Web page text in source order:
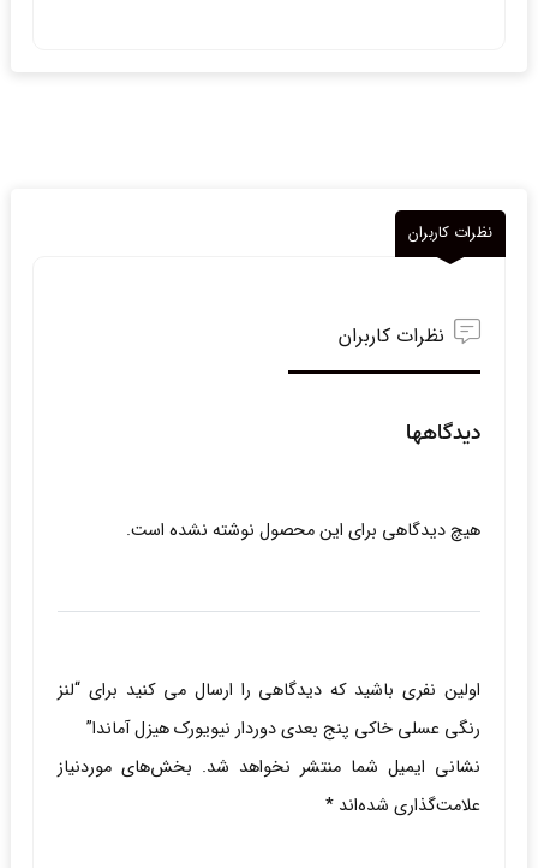
نظرات کاربران
نظرات کاربران
دیدگاهها
هیچ دیدگاهی برای این محصول نوشته نشده است.
اولین نفری باشید که دیدگاهی را ارسال می کنید برای “لنز
رنگی عسلی خاکی پنج بعدی دوردار نیویورک هیزل آماندا”
نشانی ایمیل شما منتشر نخواهد شد. بخش‌های موردنیاز
علامت‌گذاری شده‌اند *